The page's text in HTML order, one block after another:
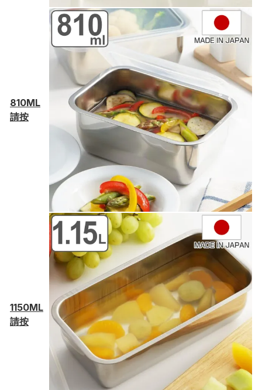
810ML
請按
1150ML
請按